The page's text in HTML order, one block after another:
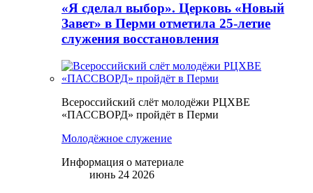
«Я сделал выбор». Церковь «Новый
Завет» в Перми отметила 25-летие
служения восстановления
Всероссийский слёт молодёжи РЦХВЕ
«ПАССВОРД» пройдёт в Перми
Молодёжное служение
Информация о материале
июнь 24 2026